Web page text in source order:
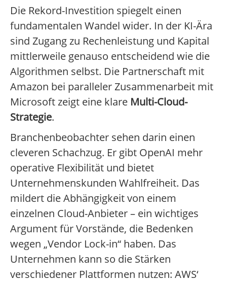
Die Rekord-Investition spiegelt einen
fundamentalen Wandel wider. In der KI-Ära
sind Zugang zu Rechenleistung und Kapital
mittlerweile genauso entscheidend wie die
Algorithmen selbst. Die Partnerschaft mit
Amazon bei paralleler Zusammenarbeit mit
Microsoft zeigt eine klare Multi-Cloud-
Strategie.
Branchenbeobachter sehen darin einen
cleveren Schachzug. Er gibt OpenAI mehr
operative Flexibilität und bietet
Unternehmenskunden Wahlfreiheit. Das
mildert die Abhängigkeit von einem
einzelnen Cloud-Anbieter – ein wichtiges
Argument für Vorstände, die Bedenken
wegen „Vendor Lock-in“ haben. Das
Unternehmen kann so die Stärken
verschiedener Plattformen nutzen: AWS‘